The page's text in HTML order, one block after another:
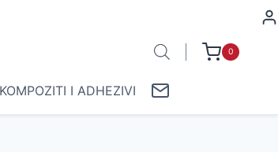
0
KOMPOZITI I ADHEZIVI